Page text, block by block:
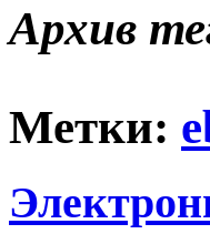
Архив
Метки: